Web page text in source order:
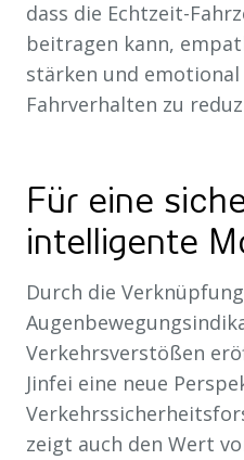
dass die Echtzeit-
beitragen kann,
stärken und
Fahrverhalten zu
Für eine
intelligente
Durch die
Verkehrsverstößen
Jinfei eine neue
zeigt auch den Wert